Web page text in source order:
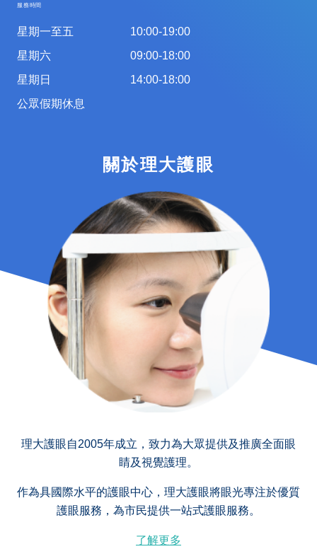
服務時間
星期一至五
星期六
星期日
公眾假期休息
10:00-19:00
09:00-18:00
14:00-18:00
關於理大護眼
理大護眼自2005年成立，致力為大眾提供及推廣全面眼
睛及視覺護理。
作為具國際水平的護眼中心，理大護眼將眼光專注於優質
護眼服務，為市民提供一站式護眼服務。
了解更多